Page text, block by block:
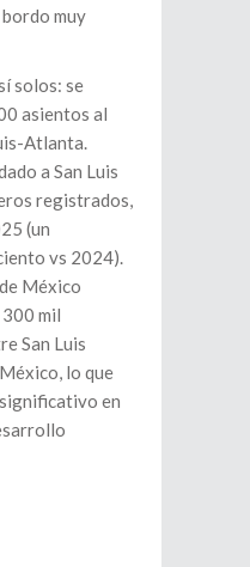
muy
solos: se
asientos al
Atlanta.
a San Luis
registrados,
(un
vs 2024).
México
mil
San Luis
lo que
en